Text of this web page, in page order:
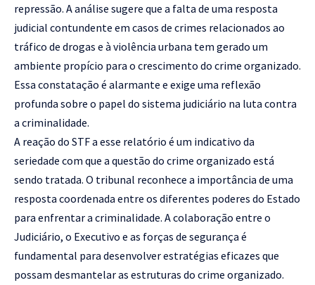
repressão. A análise sugere que a falta de uma resposta
judicial contundente em casos de crimes relacionados ao
tráfico de drogas e à violência urbana tem gerado um
ambiente propício para o crescimento do crime organizado.
Essa constatação é alarmante e exige uma reflexão
profunda sobre o papel do sistema judiciário na luta contra
a criminalidade.
A reação do STF a esse relatório é um indicativo da
seriedade com que a questão do crime organizado está
sendo tratada. O tribunal reconhece a importância de uma
resposta coordenada entre os diferentes poderes do Estado
para enfrentar a criminalidade. A colaboração entre o
Judiciário, o Executivo e as forças de segurança é
fundamental para desenvolver estratégias eficazes que
possam desmantelar as estruturas do crime organizado.